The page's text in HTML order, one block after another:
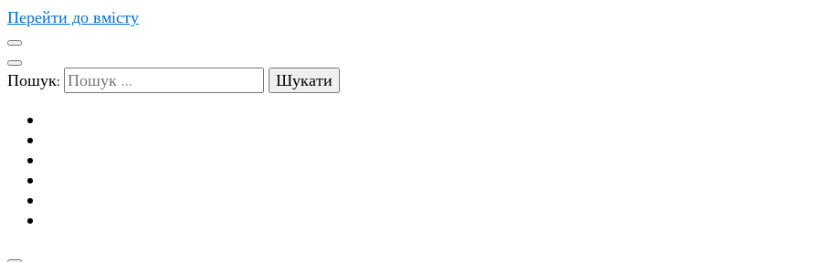
Перейти до вмісту
Пошук: